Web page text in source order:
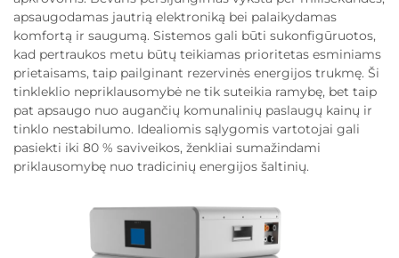
apsaugodamas jautrią elektroniką bei palaikydamas
komfortą ir saugumą. Sistemos gali būti sukonfigūruotos,
kad pertraukos metu būtų teikiamas prioritetas esminiams
prietaisams, taip pailginant rezervinės energijos trukmę. Ši
tinkleklio nepriklausomybė ne tik suteikia ramybę, bet taip
pat apsaugo nuo augančių komunalinių paslaugų kainų ir
tinklo nestabilumo. Idealiomis sąlygomis vartotojai gali
pasiekti iki 80 % saviveikos, ženkliai sumažindami
priklausomybę nuo tradicinių energijos šaltinių.